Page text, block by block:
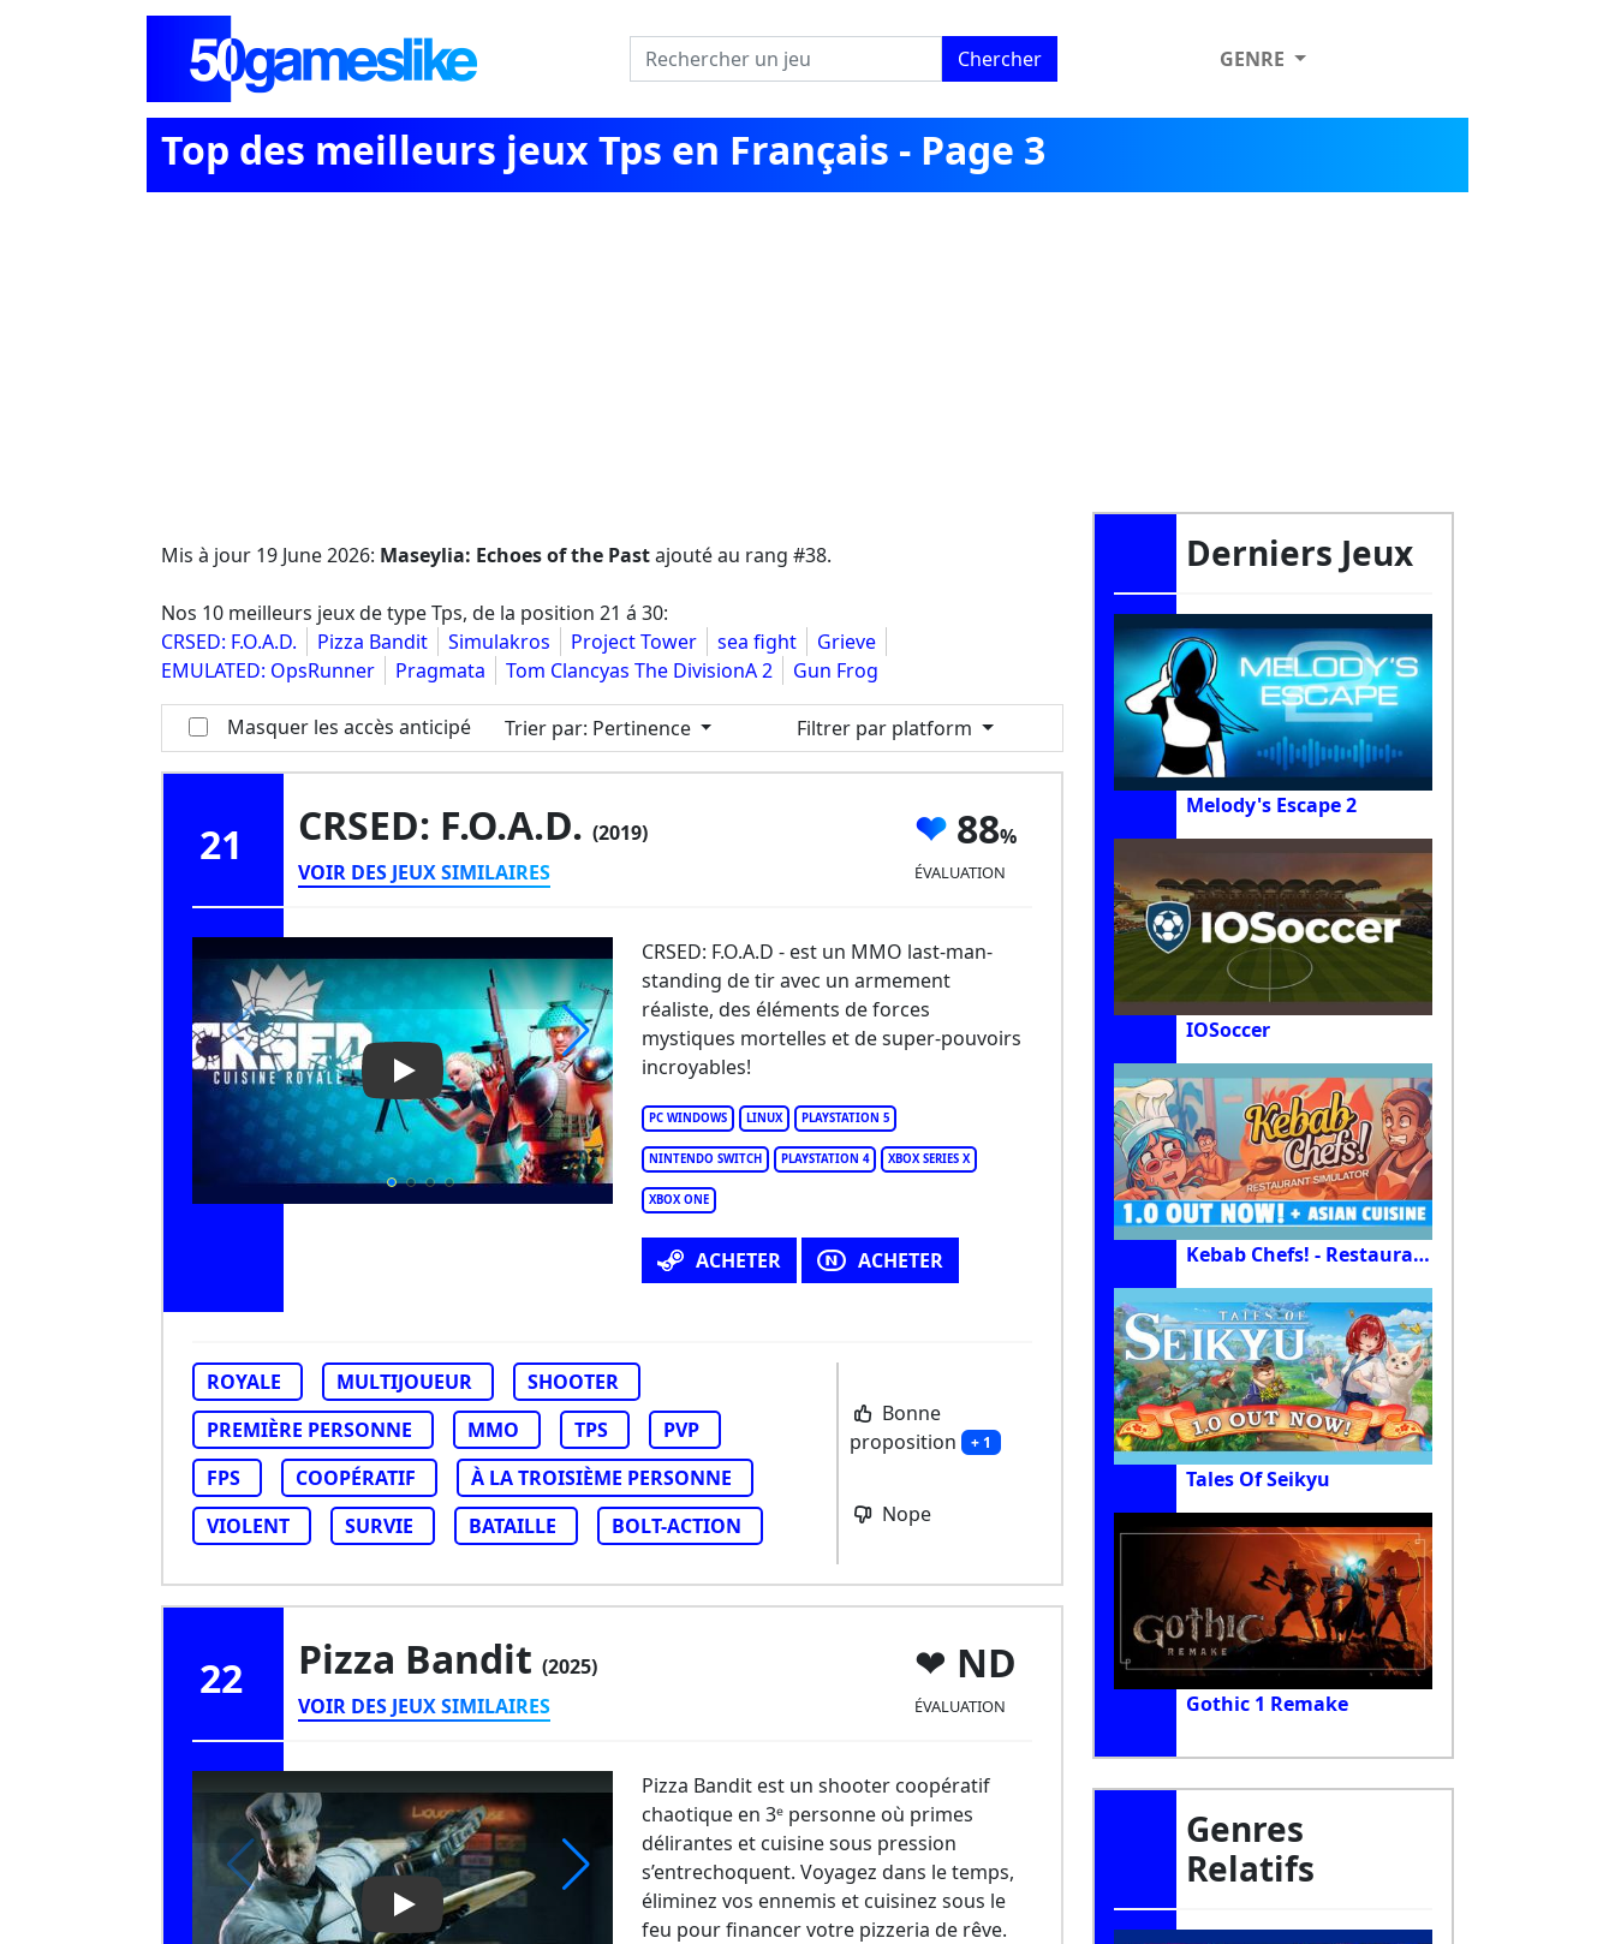
Chercher GENRE
Top des meilleurs jeux Tps en Français - Page 3
Mis à jour 19 June 2026: Maseylia: Echoes of the Pastajouté au rang #38.
Nos 10 meilleurs jeux de type Tps, de la position 21 á 30:
CRSED: F.O.A.D.
Pizza Bandit Simulakros Project Tower sea fight
Grieve
EMULATED: OpsRunner
Pragmata Tom Clancyas The DivisionA 2 Gun Frog
Masquer les accès anticipé Trier par: Pertinence Filtrer par platform
21 CRSED: F.O.A.D. (2019)
VOIR DES JEUX SIMILAIRES
88
ÉVALUATION
Play Video: CRSED: F.O.A.D.
PC WINDOWS LINUX PLAYSTATION 5
NINTENDO SWITCH PLAYSTATION 4 XBOX SERIES X
XBOX ONE
CRSED: F.O.A.D - est un MMO last-man-
standing de tir avec un armement
réaliste, des éléments de forces
mystiques mortelles et de super-pouvoirs
incroyables!
ACHETER ACHETER
ROYALE MULTIJOUEUR
SHOOTER
PREMIÈRE PERSONNE
MMO TPS
PVP
FPS
COOPÉRATIF
À LA TROISIÈME PERSONNE
VIOLENT
SURVIE BATAILLE BOLT-ACTION
Bonne
proposition + 1
Nope
22 Pizza Bandit (2025)
VOIR DES JEUX SIMILAIRES
ND
ÉVALUATION
Play Video: Pizza Bandit
Pizza Bandit est un shooter coopératif
chaotique en 3ᵉ personne où primes
délirantes et cuisine sous pression
s’entrechoquent. Voyagez dans le temps,
éliminez vos ennemis et cuisinez sous le
feu pour financer votre pizzeria de rêve.
Derniers Jeux
Melody's Escape 2
IOSoccer
Kebab Chefs! - Restaurant Simulator
Tales Of Seikyu
Gothic 1 Remake
Genres
Relatifs